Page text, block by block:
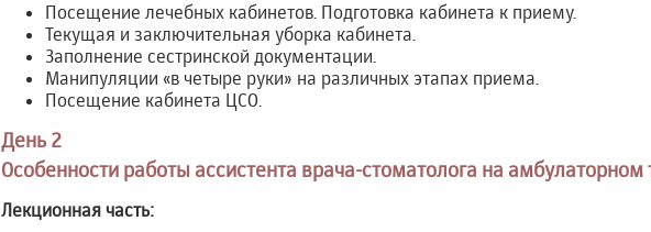
Посещение лечебных кабинетов. Подготовка кабинета к приему.
Текущая и заключительная уборка кабинета.
Заполнение сестринской документации.
Манипуляции «в четыре руки» на различных этапах приема.
Посещение кабинета ЦСО.
День 2
Особенности работы ассистента врача-стоматолога на
Лекционная часть: